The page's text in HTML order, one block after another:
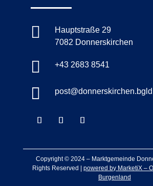

Hauptstraße 29
7082 Donnerskirchen
 +43 2683 8541

Copyright © 2024 – Marktgemeinde
Rights Reserved |powered by MarketiX –
Burgenland